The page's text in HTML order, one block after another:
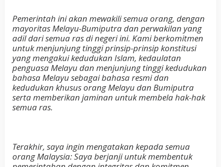
Pemerintah ini akan mewakili semua orang, dengan
mayoritas Melayu-Bumiputra dan perwakilan yang
adil dari semua ras di negeri ini. Kami berkomitmen
untuk menjunjung tinggi prinsip-prinsip konstitusi
yang mengakui kedudukan Islam, kedaulatan
penguasa Melayu dan menjunjung tinggi kedudukan
bahasa Melayu sebagai bahasa resmi dan
kedudukan khusus orang Melayu dan Bumiputra
serta memberikan jaminan untuk membela hak-hak
semua ras.
Terakhir, saya ingin mengatakan kepada semua
orang Malaysia: Saya berjanji untuk membentuk